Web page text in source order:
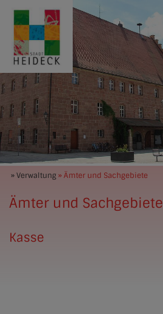
» Verwaltung» Ämter und Sachgebiete
Ämter und Sachgebiete
Kasse